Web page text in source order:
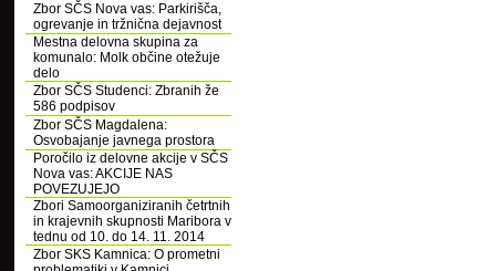
Zbor SČS Nova vas: Parkirišča,
ogrevanje in tržnična dejavnost
Mestna delovna skupina za
komunalo: Molk občine otežuje
delo
Zbor SČS Studenci: Zbranih že
586 podpisov
Zbor SČS Magdalena:
Osvobajanje javnega prostora
Poročilo iz delovne akcije v SČS
Nova vas: AKCIJE NAS
POVEZUJEJO
Zbori Samoorganiziranih četrtnih
in krajevnih skupnosti Maribora v
tednu od 10. do 14. 11. 2014
Zbor SKS Kamnica: O prometni